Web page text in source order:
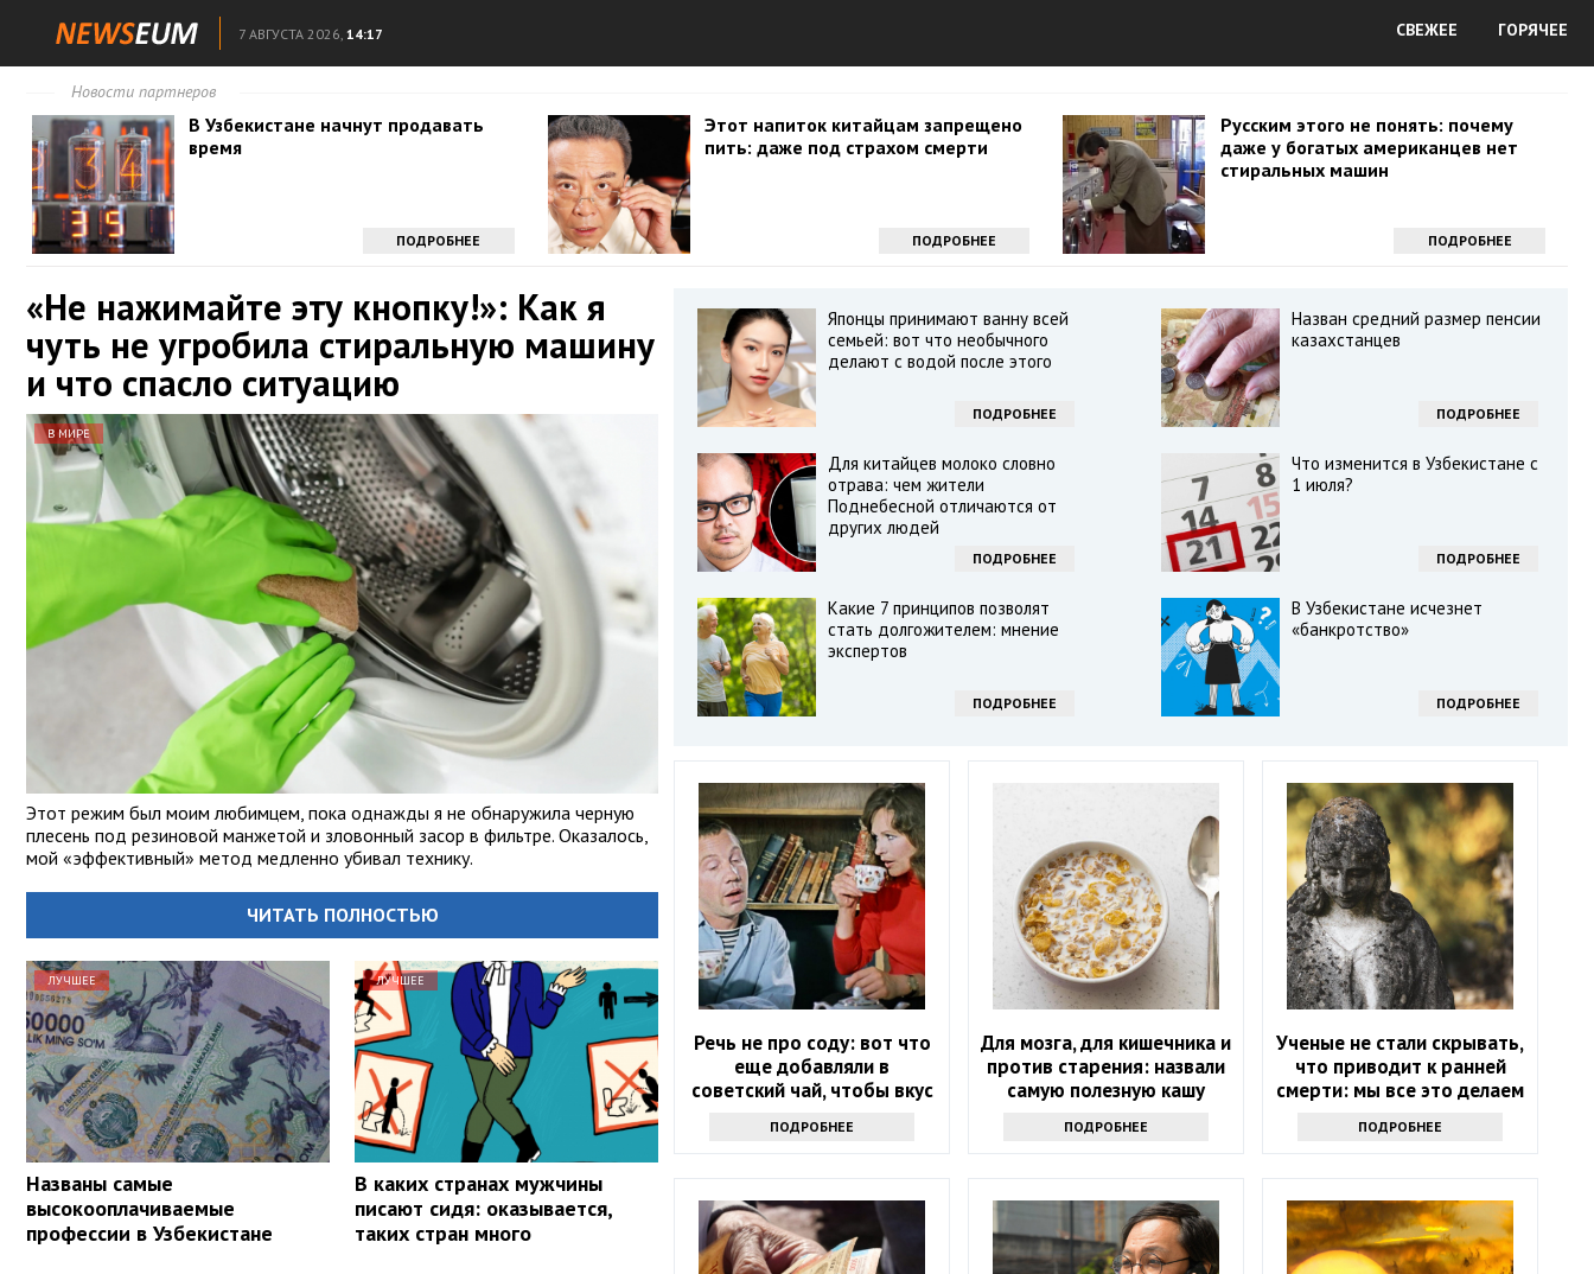
7 АВГУСТА 2026, 14:17 СВЕЖЕЕ ГОРЯЧЕЕ
Новости партнеров
В Узбекистане начнут продавать
время
ПОДРОБНЕЕ
Этот напиток китайцам запрещено
пить: даже под страхом смерти
ПОДРОБНЕЕ
Русским этого не понять: почему
даже у богатых американцев нет
стиральных машин
ПОДРОБНЕЕ
«Не нажимайте эту кнопку!»: Как я
чуть не угробила стиральную машину
и что спасло ситуацию
В МИРЕ
Этот режим был моим любимцем, пока однажды я не обнаружила черную
плесень под резиновой манжетой и зловонный засор в фильтре. Оказалось,
мой «эффективный» метод медленно убивал технику.
ЧИТАТЬ ПОЛНОСТЬЮ
ЛУЧШЕЕ
Названы самые
высокооплачиваемые
профессии в Узбекистане
ЛУЧШЕЕ
В каких странах мужчины
писают сидя: оказывается,
таких стран много
Японцы принимают ванну всей
семьей: вот что необычного
делают с водой после этого
ПОДРОБНЕЕ
Назван средний размер пенсии
казахстанцев
ПОДРОБНЕЕ
Для китайцев молоко словно
отрава: чем жители
Поднебесной отличаются от
других людей
ПОДРОБНЕЕ
Что изменится в Узбекистане с
1 июля?
ПОДРОБНЕЕ
Какие 7 принципов позволят
стать долгожителем: мнение
экспертов
ПОДРОБНЕЕ
В Узбекистане исчезнет
«банкротство»
ПОДРОБНЕЕ
Речь не про соду: вот что
еще добавляли в
советский чай, чтобы вкус
ПОДРОБНЕЕ
Для мозга, для кишечника и
против старения: назвали
самую полезную кашу
ПОДРОБНЕЕ
Ученые не стали скрывать,
что приводит к ранней
смерти: мы все это делаем
ПОДРОБНЕЕ